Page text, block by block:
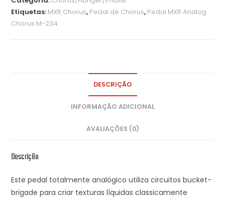
Etiquetas: MXR Chorus, Pedal de Chorus, Pedal MXR Analog
Chorus M-234
DESCRIÇÃO
INFORMAÇÃO ADICIONAL
AVALIAÇÕES (0)
Descrição
Este pedal totalmente analógico utiliza circuitos bucket-
brigade para criar texturas líquidas classicamente